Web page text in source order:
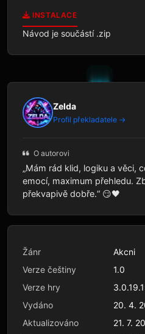
INSTALACE
Návod je součástí .zip
Zelda
Profil překladatele →
O autorovi
„Mám rád klid, logiku a věci,
emocí, maximum přehledu.
překvapivě dobře.“ 😏🖤
Žánr
Akcni
Verze češtiny
1.0
Verze hry
Vydáno
20. 4.
Aktualizováno
21. 7.